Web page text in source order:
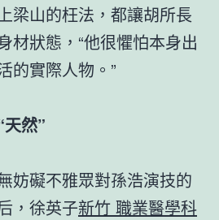
梁山的枉法，都讓胡所長
材狀態，“他很懼怕本身出
的實際人物。”
然”
礙不雅眾對孫浩演技的
，徐英子新竹 職業醫學科